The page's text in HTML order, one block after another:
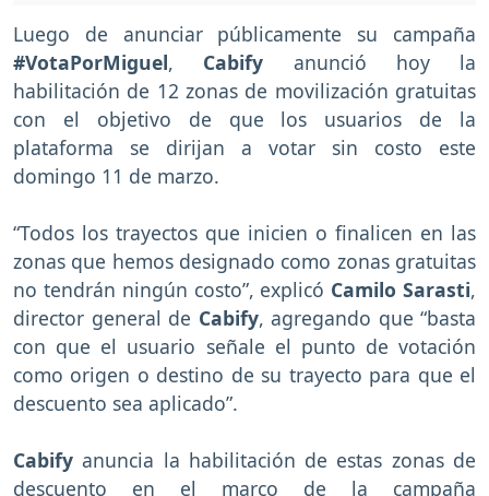
Luego de anunciar públicamente su campaña
#VotaPorMiguel, Cabify anunció hoy la
habilitación de 12 zonas de movilización gratuitas
con el objetivo de que los usuarios de la
plataforma se dirijan a votar sin costo este
domingo 11 de marzo.
“Todos los trayectos que inicien o finalicen en las
zonas que hemos designado como zonas gratuitas
no tendrán ningún costo”, explicó Camilo Sarasti,
director general de Cabify, agregando que “basta
con que el usuario señale el punto de votación
como origen o destino de su trayecto para que el
descuento sea aplicado”.
Cabifyanuncia la habilitación de estas zonas de
descuento en el marco de la campaña